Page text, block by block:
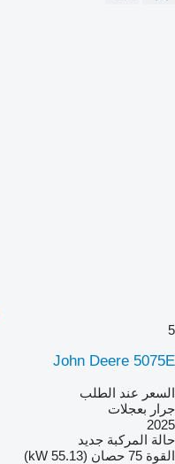
5
John Deere 5075E
السعر عند الطلب
جرار بعجلات
2025
حالة المركبة جديد
القوة 75 حصان (55.13 kW)